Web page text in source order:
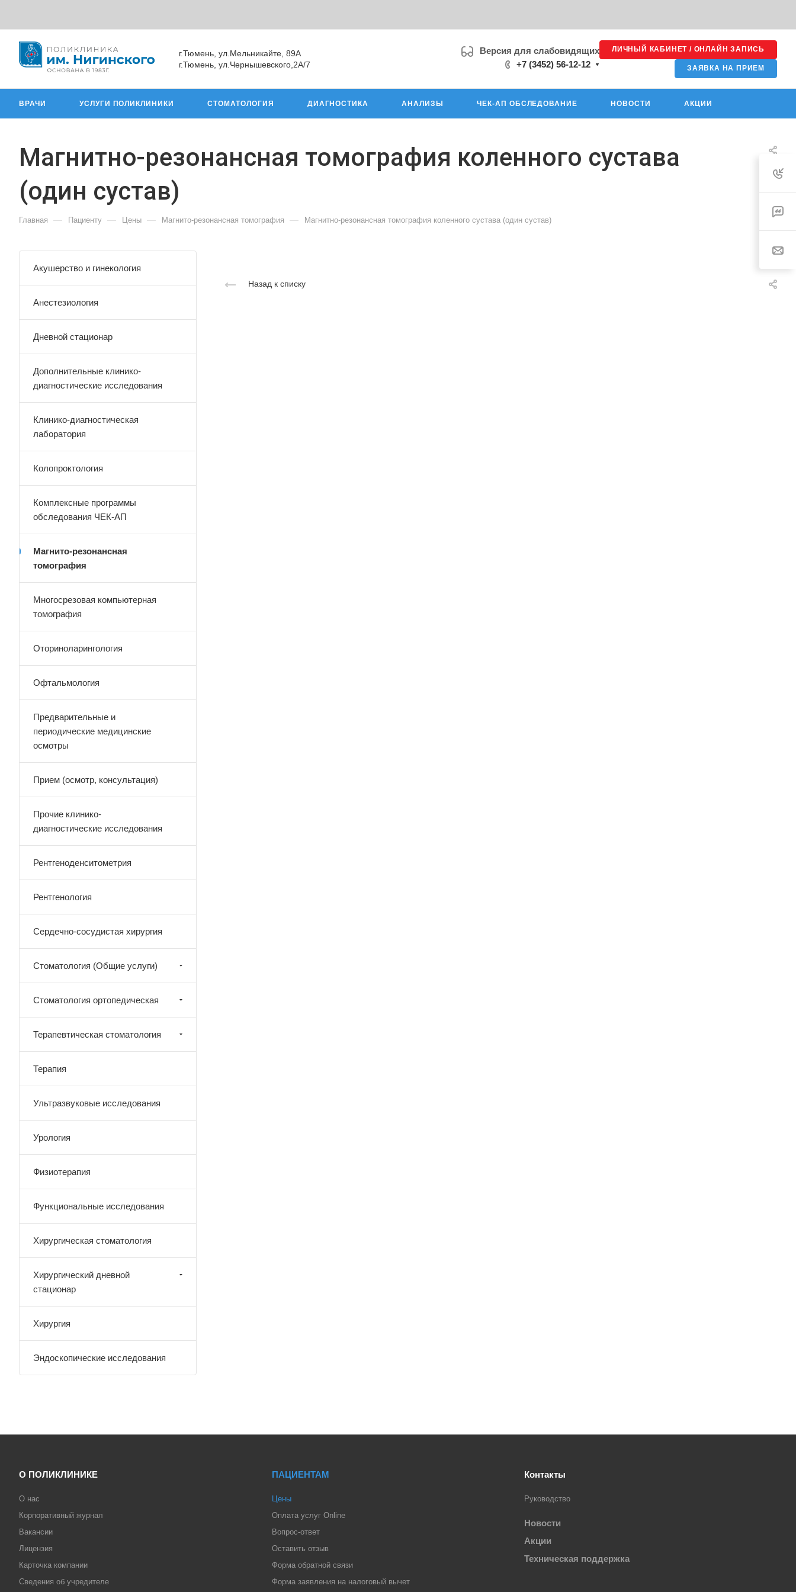
г.Тюмень, ул.Мельникайте, 89А
г.Тюмень, ул.Чернышевского,2А/7
Версия для слабовидящих
+7 (3452) 56-12-12
ЛИЧНЫЙ КАБИНЕТ / ОНЛАЙН ЗАПИСЬ
ЗАЯВКА НА ПРИЕМ
ВРАЧИ УСЛУГИ ПОЛИКЛИНИКИ СТОМАТОЛОГИЯ ДИАГНОСТИКА АНАЛИЗЫ ЧЕК-АП ОБСЛЕДОВАНИЕ НОВОСТИ АКЦИИ
Магнитно-резонансная томография коленного сустава
(один сустав)
Главная — Пациенту — Цены — Магнито-резонансная томография — Магнитно-резонансная томография коленного сустава (один сустав)
Назад к списку
Акушерство и гинекология
Анестезиология
Дневной стационар
Дополнительные клинико-
диагностические исследования
Клинико-диагностическая
лаборатория
Колопроктология
Комплексные программы
обследования ЧЕК-АП
Магнито-резонансная
томография
Многосрезовая компьютерная
томография
Оториноларингология
Офтальмология
Предварительные и
периодические медицинские
осмотры
Прием (осмотр, консультация)
Прочие клинико-
диагностические исследования
Рентгеноденситометрия
Рентгенология
Сердечно-сосудистая хирургия
Стоматология (Общие услуги)
Стоматология ортопедическая
Терапевтическая стоматология
Терапия
Ультразвуковые исследования
Урология
Физиотерапия
Функциональные исследования
Хирургическая стоматология
Хирургический дневной
стационар
Хирургия
Эндоскопические исследования
О ПОЛИКЛИНИКЕ
О нас
Корпоративный журнал
Вакансии
Лицензия
Карточка компании
Сведения об учредителе
ПАЦИЕНТАМ
Цены
Оплата услуг Online
Вопрос-ответ
Оставить отзыв
Форма обратной связи
Форма заявления на налоговый вычет
Контакты
Руководство
Новости
Акции
Техническая поддержка